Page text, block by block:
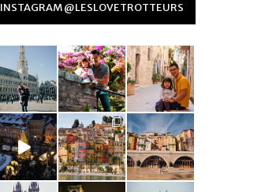
INSTAGRAM @LESLOVETROTTEURS